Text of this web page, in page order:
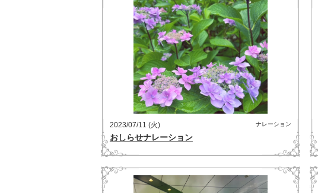
2023/07/11 (火) ナレーション
おしらせナレーション